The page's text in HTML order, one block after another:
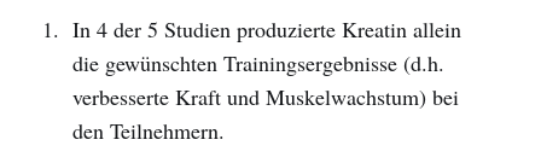
In 4 der 5 Studien produzierte Kreatin allein
die gewünschten Trainingsergebnisse (d.h.
verbesserte Kraft und Muskelwachstum) bei
den Teilnehmern.